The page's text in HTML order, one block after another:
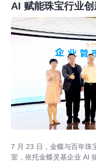
AI 赋能珠宝行业创
7 月 23 日，金蝶与百年珠
室，依托金蝶灵基企业 AI